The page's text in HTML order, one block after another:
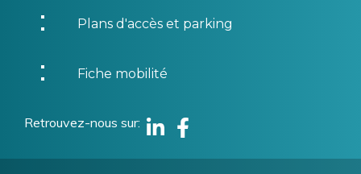
Plans d'accès et parking
Fiche mobilité
Retrouvez-nous sur
Linkedin
Facebook